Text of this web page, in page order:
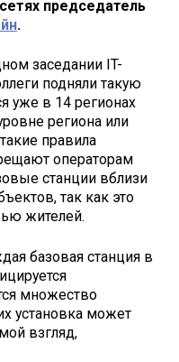
председатель
.
заседании IT-
подняли такую
уже в 14 регионах
региона или
правила
операторам
станции вблизи
так как это
жителей.
базовая станция в
множество
установка может
взгляд,